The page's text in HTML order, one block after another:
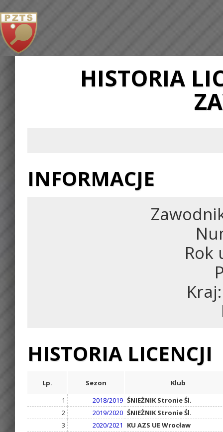
HISTORIA
INFORMACJE
Rok
HISTORIA LICENCJI
Lp. Sezon
Klub
1
2018/2019 ŚNIEŻNIK Stronie Śl.
2
2019/2020 ŚNIEŻNIK Stronie Śl.
3
2020/2021
KU AZS UE Wrocław